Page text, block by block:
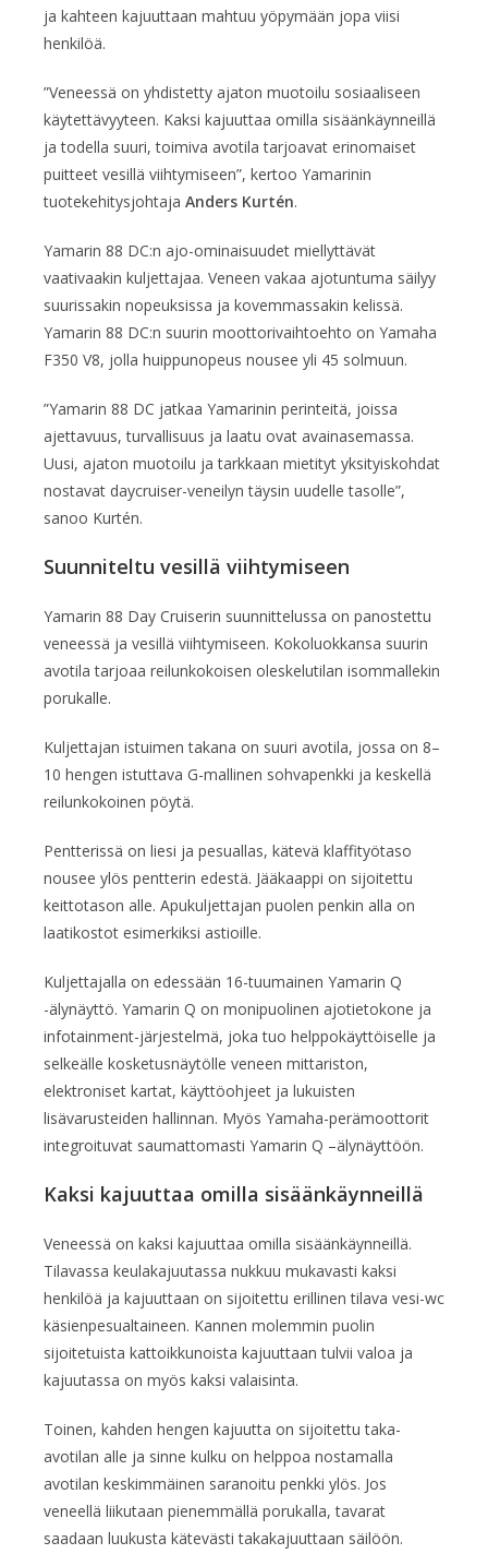
ja kahteen kajuuttaan mahtuu yöpymään jopa viisi
henkilöä.
”Veneessä on yhdistetty ajaton muotoilu sosiaaliseen
käytettävyyteen. Kaksi kajuuttaa omilla sisäänkäynneillä
ja todella suuri, toimiva avotila tarjoavat erinomaiset
puitteet vesillä viihtymiseen”, kertoo Yamarinin
tuotekehitysjohtaja Anders Kurtén.
Yamarin 88 DC:n ajo-ominaisuudet miellyttävät
vaativaakin kuljettajaa. Veneen vakaa ajotuntuma säilyy
suurissakin nopeuksissa ja kovemmassakin kelissä.
Yamarin 88 DC:n suurin moottorivaihtoehto on Yamaha
F350 V8, jolla huippunopeus nousee yli 45 solmuun.
”Yamarin 88 DC jatkaa Yamarinin perinteitä, joissa
ajettavuus, turvallisuus ja laatu ovat avainasemassa.
Uusi, ajaton muotoilu ja tarkkaan mietityt yksityiskohdat
nostavat daycruiser-veneilyn täysin uudelle tasolle”,
sanoo Kurtén.
Suunniteltu vesillä viihtymiseen
Yamarin 88 Day Cruiserin suunnittelussa on panostettu
veneessä ja vesillä viihtymiseen. Kokoluokkansa suurin
avotila tarjoaa reilunkokoisen oleskelutilan isommallekin
porukalle.
Kuljettajan istuimen takana on suuri avotila, jossa on 8–
10 hengen istuttava G-mallinen sohvapenkki ja keskellä
reilunkokoinen pöytä.
Pentterissä on liesi ja pesuallas, kätevä klaffityötaso
nousee ylös pentterin edestä. Jääkaappi on sijoitettu
keittotason alle. Apukuljettajan puolen penkin alla on
laatikostot esimerkiksi astioille.
Kuljettajalla on edessään 16-tuumainen Yamarin Q
-älynäyttö. Yamarin Q on monipuolinen ajotietokone ja
infotainment-järjestelmä, joka tuo helppokäyttöiselle ja
selkeälle kosketusnäytölle veneen mittariston,
elektroniset kartat, käyttöohjeet ja lukuisten
lisävarusteiden hallinnan. Myös Yamaha-perämoottorit
integroituvat saumattomasti Yamarin Q –älynäyttöön.
Kaksi kajuuttaa omilla sisäänkäynneillä
Veneessä on kaksi kajuuttaa omilla sisäänkäynneillä.
Tilavassa keulakajuutassa nukkuu mukavasti kaksi
henkilöä ja kajuuttaan on sijoitettu erillinen tilava vesi-wc
käsienpesualtaineen. Kannen molemmin puolin
sijoitetuista kattoikkunoista kajuuttaan tulvii valoa ja
kajuutassa on myös kaksi valaisinta.
Toinen, kahden hengen kajuutta on sijoitettu taka-
avotilan alle ja sinne kulku on helppoa nostamalla
avotilan keskimmäinen saranoitu penkki ylös. Jos
veneellä liikutaan pienemmällä porukalla, tavarat
saadaan luukusta kätevästi takakajuuttaan säilöön.